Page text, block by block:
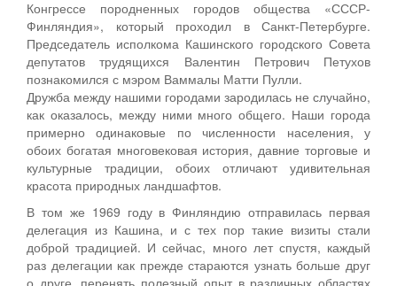
Конгрессе породненных городов общества «СССР-
Финляндия», который проходил в Санкт-Петербурге.
Председатель исполкома Кашинского городского Совета
депутатов трудящихся Валентин Петрович Петухов
познакомился с мэром Ваммалы Матти Пулли.
Дружба между нашими городами зародилась не случайно,
как оказалось, между ними много общего. Наши города
примерно одинаковые по численности населения, у
обоих богатая многовековая история, давние торговые и
культурные традиции, обоих отличают удивительная
красота природных ландшафтов.
В том же 1969 году в Финляндию отправилась первая
делегация из Кашина, и с тех пор такие визиты стали
доброй традицией. И сейчас, много лет спустя, каждый
раз делегации как прежде стараются узнать больше друг